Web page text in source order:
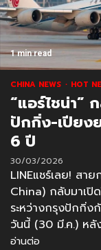
1 min read
CHINA NEWS HOT
“แอร์ไชน่า”
ปักกิ่ง-เปียง
6 ปี
30/03/2026
LINEแชร์เลย! สา
China) กลับมาเปิ
ระหว่างกรุงปักกิ่ง
วันนี้ (30 มี.ค.) หลั
อ่านต่อ